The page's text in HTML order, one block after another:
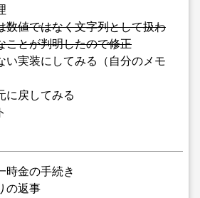
数値ではなく文字列として扱わ
ことが判明したので修正
い実装にしてみる（自分のメモ
に戻してみる
時金の手続き
の返事